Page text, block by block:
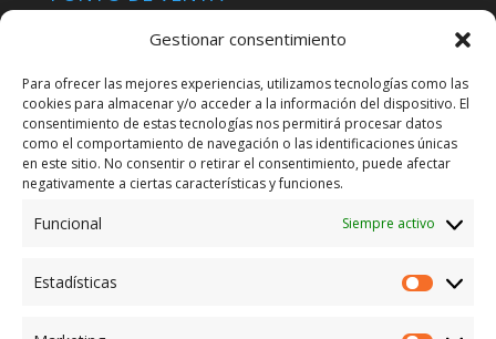
Gestionar consentimiento
Para ofrecer las mejores experiencias, utilizamos tecnologías como las
cookies para almacenar y/o acceder a la información del dispositivo. El
consentimiento de estas tecnologías nos permitirá procesar datos
como el comportamiento de navegación o las identificaciones únicas
en este sitio. No consentir o retirar el consentimiento, puede afectar
negativamente a ciertas características y funciones.
Funcional Siempre activo
Estadísticas
C/ San José 6, 11004 Cádiz
LEGAL
POLÍTICA DE ENVÍO
TERMINOS Y CONDICIONES